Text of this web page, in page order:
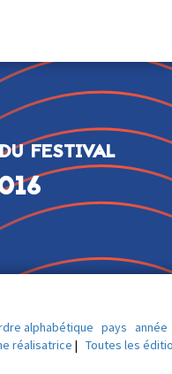
festival
alphabétique pays année
réalisatrice | Toutes les